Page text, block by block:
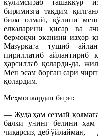
кулимсираб ташаккур
биримизга тақдим
била олмай, қўлини
елкаларини қисар ва
бермоқчи эканини изҳор
Мазуркага тушиб
пириллатиб айлантириб
ҳарсиллаб қоларди-да,
Мен эсам борган сари
қолардим.
Меҳмонлардан бири:
— Жуда ҳам сезмай
балки унинг белини ҳам
чиқарсиз, деб ўйлайман, —